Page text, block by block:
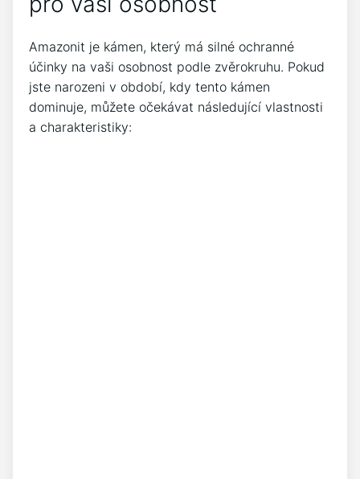
Amazonit je kámen, který má silné ochranné
účinky na vaši osobnost podle zvěrokruhu. Pokud
jste narozeni v období, kdy tento kámen
dominuje, můžete očekávat následující vlastnosti
a charakteristiky: